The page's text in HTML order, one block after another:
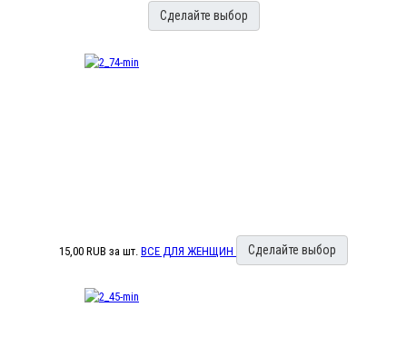
Сделайте выбор
15,00 RUB за шт. ВСЕ ДЛЯ ЖЕНЩИН Сделайте выбор